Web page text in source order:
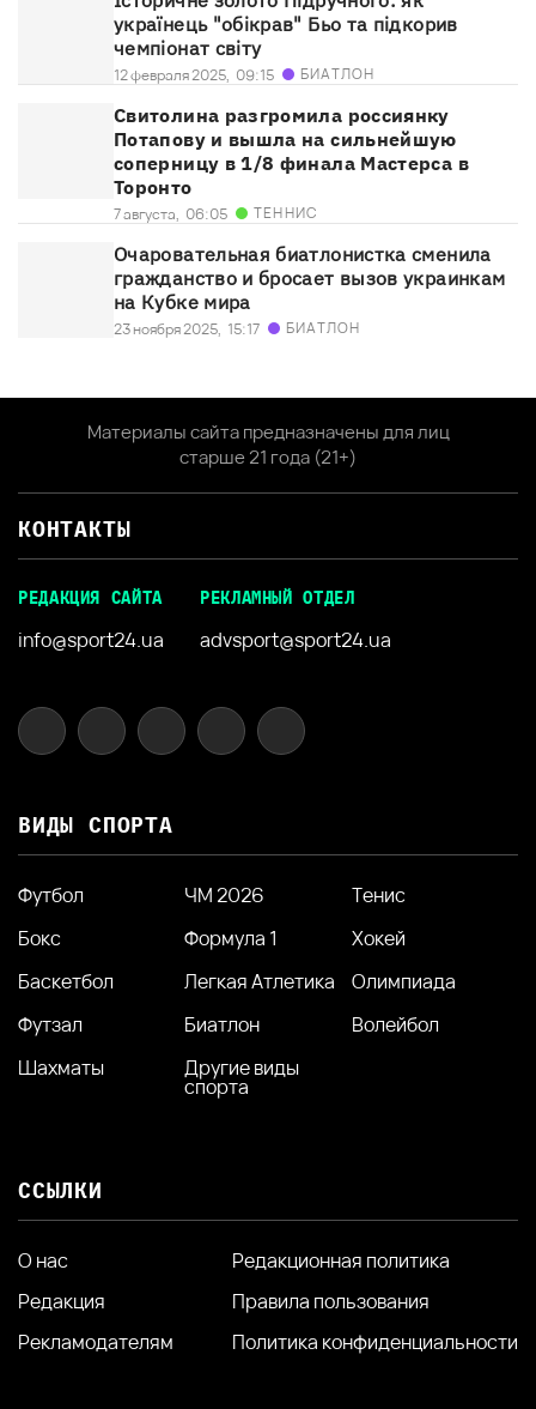
українець "обікрав" Бьо та підкорив
чемпіонат світу
12 февраля 2025, 09:15 БИАТЛОН
Свитолина разгромила россиянку
Потапову и вышла на сильнейшую
соперницу в 1/8 финала Мастерса в
Торонто
7 августа, 06:05 ТЕННИС
Очаровательная биатлонистка сменила
гражданство и бросает вызов украинкам
на Кубке мира
23 ноября 2025, 15:17 БИАТЛОН
Материалы сайта предназначены для лиц
старше 21 года (21+)
КОНТАКТЫ
РЕДАКЦИЯ САЙТА
info@sport24.ua
РЕКЛАМНЫЙ ОТДЕЛ
advsport@sport24.ua
ВИДЫ СПОРТА
Футбол ЧМ 2026
Тенис
Бокс
Формула 1
Хокей
Баскетбол
Легкая Атлетика
Олимпиада
Футзал
Биатлон
Волейбол
Шахматы
Другие виды
спорта
ССЫЛКИ
О нас
Редакция
Рекламодателям
Редакционная политика
Правила пользования
Политика конфиденциальности